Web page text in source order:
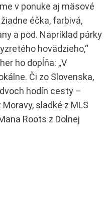
v ponuke aj mäsové
éčka, farbivá,
a pod. Napríklad párky
hovädzieho,“
ho dopĺňa: „V
Či zo Slovenska,
hodín cesty –
sladké z MLS
Roots z Dolnej